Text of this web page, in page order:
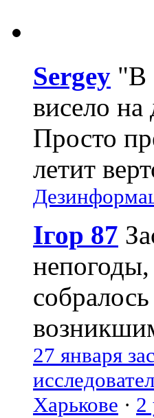
Sergey "В
висело на
Просто
летит
Ігор 87
27 января
Харькове · 2